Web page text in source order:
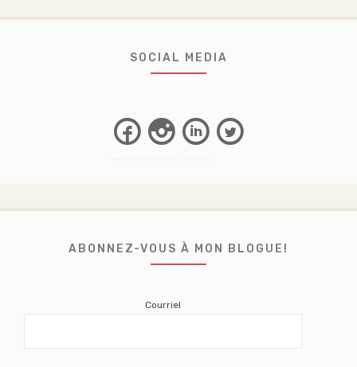
SOCIAL MEDIA
ABONNEZ-VOUS À MON BLOGUE!
Courriel